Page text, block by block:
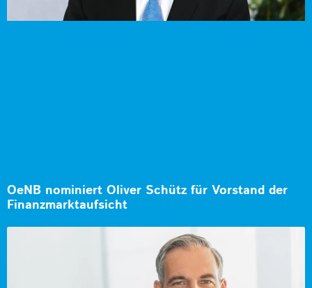
OeNB nominiert Oliver Schütz für Vorstand der
Finanzmarktaufsicht